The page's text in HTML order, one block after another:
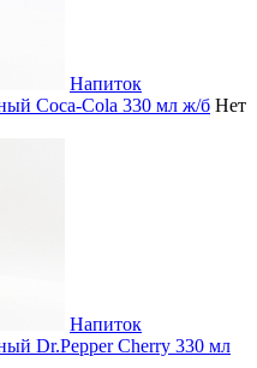
Напиток
Coca-Cola 330 мл ж/б Нет
Напиток
Dr.Pepper Cherry 330 мл